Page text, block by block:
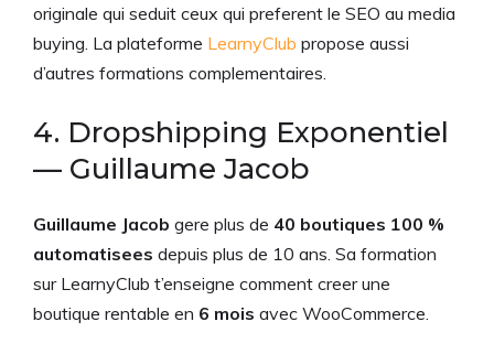
originale qui seduit ceux qui preferent le SEO au media
buying. La plateforme LearnyClub propose aussi
d’autres formations complementaires.
4. Dropshipping Exponentiel
— Guillaume Jacob
Guillaume Jacob gere plus de 40 boutiques 100 %
automatisees depuis plus de 10 ans. Sa formation
sur LearnyClub t’enseigne comment creer une
boutique rentable en 6 mois avec WooCommerce.